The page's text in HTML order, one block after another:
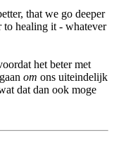
that we go deeper
healing it - whatever
het beter met
om ons uiteindelijk
dat dan ook moge